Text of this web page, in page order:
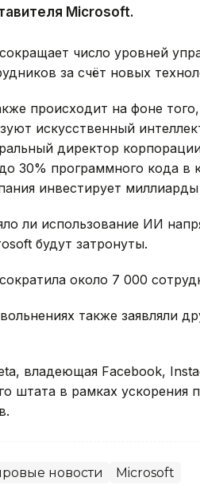
Microsoft.
число уровней
за счёт новых
происходит на фоне
искусственный
директор
30% программного кода в
инвестирует
ли использование ИИ
будут затронуты.
около 7 000
также заявляли
владеющая Facebook,
штата в рамках ускорения
новости Microsoft